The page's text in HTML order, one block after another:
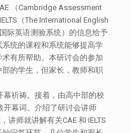
（Cambridge Assessment
（The International English
际英语测验系统）的信息给予
系统的课程和系统能够提高学
有所帮助。本研讨会的参加
的学生，但家长，教师和职
祈祷。接着，由高中部的校
开幕词。介绍了研讨会讲师
讲师就讲解有关CAE 和 IELTS